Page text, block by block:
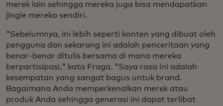
merek lain sehingga mereka juga bisa mendapatkan
jingle mereka sendiri.
"Sebelumnya, ini lebih seperti konten yang dibuat oleh
pengguna dan sekarang ini adalah penceritaan yang
benar-benar ditulis bersama di mana mereka
berpartisipasi," kata Fraga. "Saya rasa ini adalah
kesempatan yang sangat bagus untuk brand.
Bagaimana Anda memperkenalkan merek atau
produk Anda sehingga generasi ini dapat terlibat